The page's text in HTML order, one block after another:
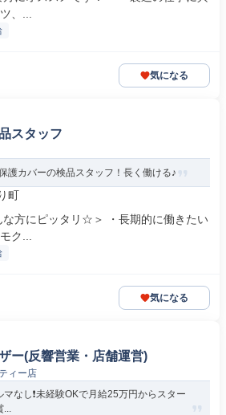
、...
気になる
スタッフ
護カバーの検品スタッフ！長く働ける♪
町
方にピッタリ☆＞ ・長期的に働きたい
ク...
気になる
ー(反響営業・店舗運営)
ィー店
なし❗️未経験OKで月給25万円からスター
...